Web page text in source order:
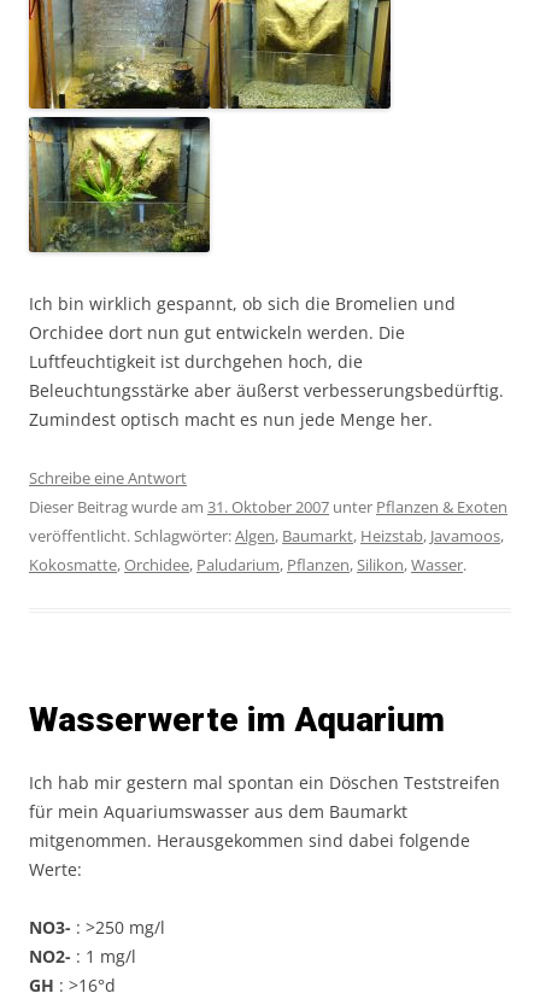
Ich bin wirklich gespannt, ob sich die Bromelien und
Orchidee dort nun gut entwickeln werden. Die
Luftfeuchtigkeit ist durchgehen hoch, die
Beleuchtungsstärke aber äußerst verbesserungsbedürftig.
Zumindest optisch macht es nun jede Menge her.
Schreibe eine Antwort
Dieser Beitrag wurde am 31. Oktober 2007 unter Pflanzen & Exoten
veröffentlicht. Schlagwörter:Algen, Baumarkt, Heizstab, Javamoos,
Kokosmatte,Orchidee, Paludarium, Pflanzen,Silikon,Wasser.
Wasserwerte im Aquarium
Ich hab mir gestern mal spontan ein Döschen Teststreifen
für mein Aquariumswasser aus dem Baumarkt
mitgenommen. Herausgekommen sind dabei folgende
Werte:
NO3- : >250 mg/l
NO2- : 1 mg/l
GH : >16°d